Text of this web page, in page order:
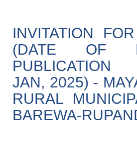
INVITATION
(DATE OF
PUBLICATION
JAN, 2025) -
RURAL
BAREWA-